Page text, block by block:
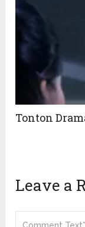
Tonton
Leave a